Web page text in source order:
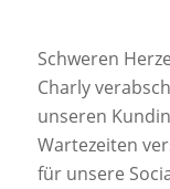
Schweren
Charly
unseren
Wartezeiten
für unsere